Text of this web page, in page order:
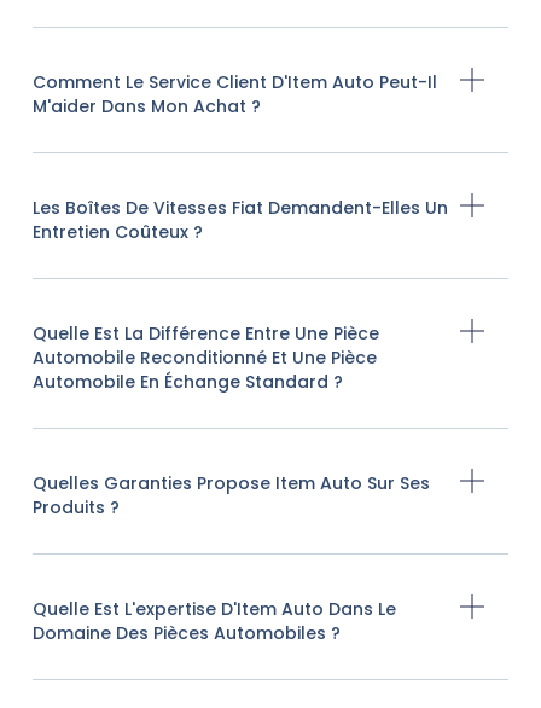
Comment Le Service Client D'Item Auto Peut-Il
M'aider Dans Mon Achat ?
Les Boîtes De Vitesses Fiat Demandent-Elles Un
Entretien Coûteux ?
Quelle Est La Différence Entre Une Pièce
Automobile Reconditionné Et Une Pièce
Automobile En Échange Standard ?
Quelles Garanties Propose Item Auto Sur Ses
Produits ?
Quelle Est L'expertise D'Item Auto Dans Le
Domaine Des Pièces Automobiles ?